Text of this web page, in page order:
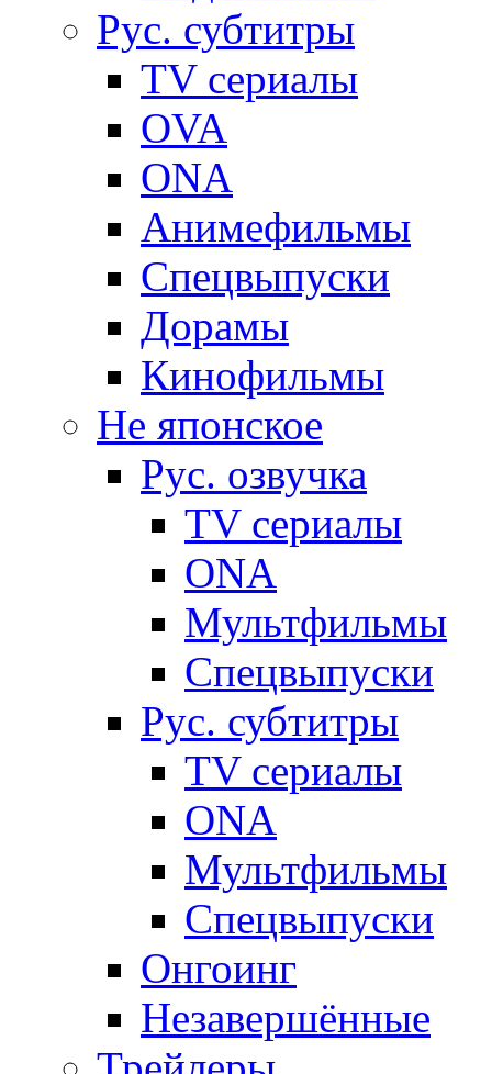
Рус. субтитры
TV сериалы
OVA
ONA
Анимефильмы
Спецвыпуски
Дорамы
Кинофильмы
Не японское
Рус. озвучка
TV сериалы
ONA
Мультфильмы
Спецвыпуски
Рус. субтитры
TV сериалы
ONA
Мультфильмы
Спецвыпуски
Онгоинг
Незавершённые